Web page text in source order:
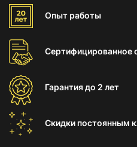
Опыт работы
Сертифицированное
Гарантиядо 2 лет
Скидки постоянным